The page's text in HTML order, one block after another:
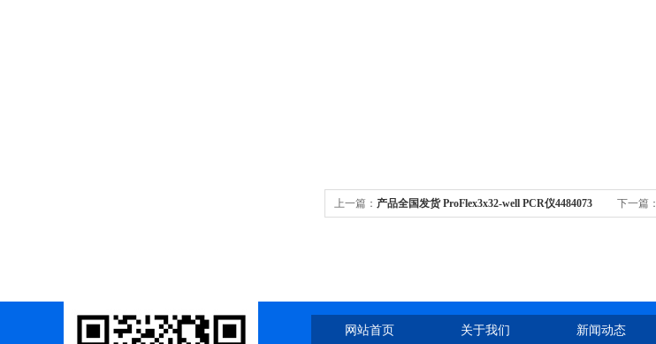
上一篇： 产品全国发货 ProFlex3x32-well PCR仪4484073 下一篇：
网站首页 关于我们 新闻动态